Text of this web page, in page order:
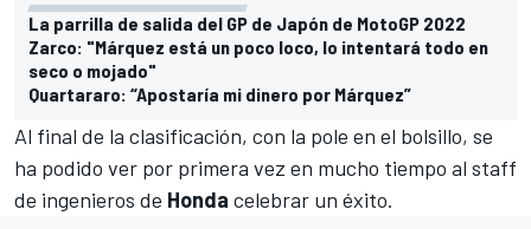
La parrilla de salida del GP de Japón de MotoGP 2022
Zarco: "Márquez está un poco loco, lo intentará todo en
seco o mojado"
Quartararo: “Apostaría mi dinero por Márquez”
Al final de la clasificación, con la pole en el bolsillo, se
ha podido ver por primera vez en mucho tiempo al staff
de ingenieros de Honda celebrar un éxito.